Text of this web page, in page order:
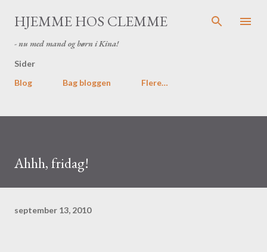
Gå videre til hovedindholdet
HJEMME HOS CLEMME
- nu med mand og børn i Kina!
Sider
Blog
Bag bloggen Flere…
Ahhh, fridag!
september 13, 2010